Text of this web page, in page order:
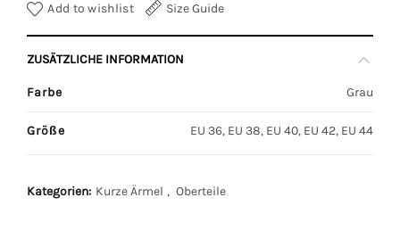
Add to wishlist Size Guide
ZUSÄTZLICHE INFORMATION
Farbe Grau
Größe EU 36, EU 38, EU 40, EU 42, EU 44
Kategorien: Kurze Ärmel , Oberteile